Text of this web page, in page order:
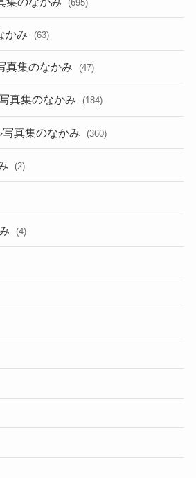
(695)
かみ (63)
真集のなかみ (47)
真集のなかみ (184)
真集のなかみ (360)
(2)
(4)